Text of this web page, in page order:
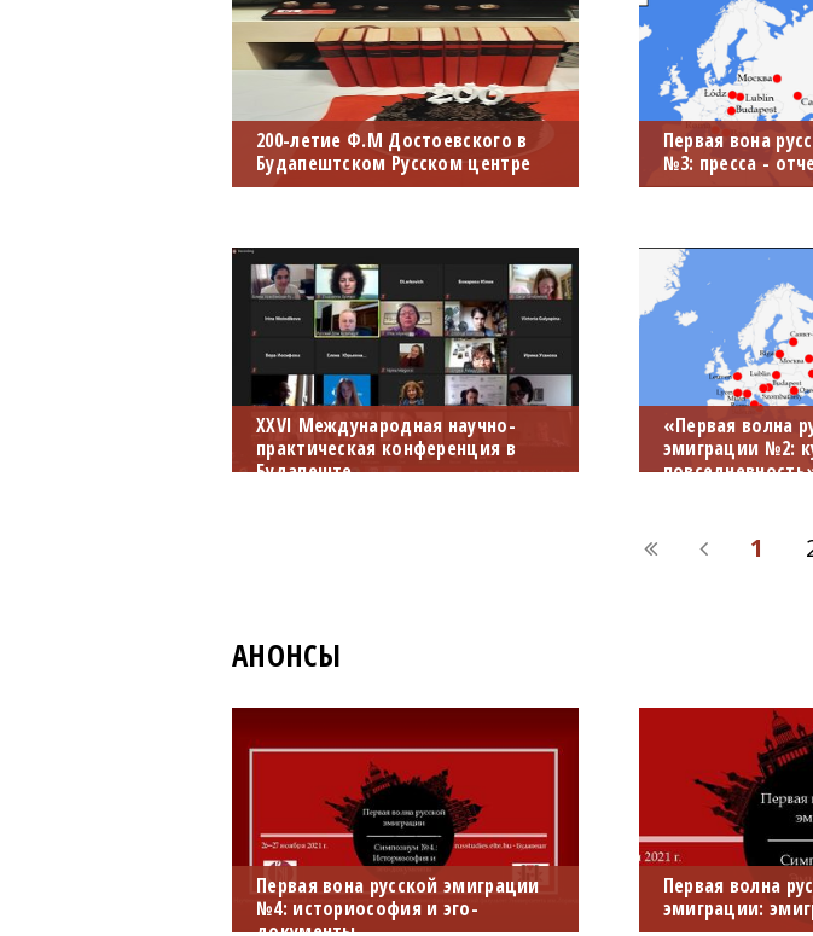
Им. Александра Солженицына,
Будапештского Университета им.
Лоранда...
русской
на YouTube
200-летие Ф.М Достоевского в
Будапештском Русском центре
празднование 200-летия со дня
рождения Достоевского прошел
в Будапештском русском центре
11-го ноября.
Первая вона
№3: пресса -
третье
международных
конференций
российской
ХXVI Международная научно-
практическая конференция в
Будапеште
«Первая волна
эмиграции №2:
конференция
1
АНОНСЫ
Первая вона русской эмиграции
№4: историософия и эго-
Первая волна
эмиграции: